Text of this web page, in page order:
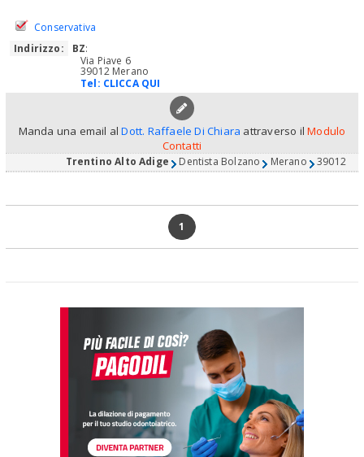
Conservativa
Indirizzo:
BZ:
Via Piave 6
39012 Merano
Tel: CLICCA QUI
Manda una email alDott. Raffaele Di Chiara attraverso ilModulo
Contatti
Trentino Alto Adige Dentista Bolzano Merano 39012
1